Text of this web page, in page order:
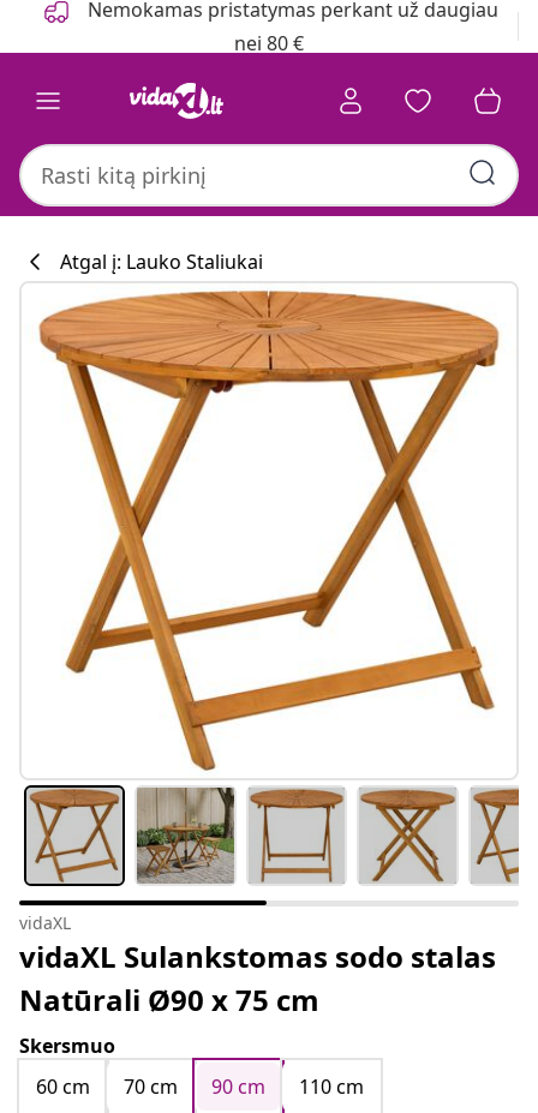
Nemokamas pristatymas perkant už daugiau
nei 80 €
Atgal į: Lauko Staliukai
vidaXL
vidaXL Sulankstomas sodo stalas
Natūrali Ø90 x 75 cm
Skersmuo
60 cm
70 cm 90 cm 110 cm